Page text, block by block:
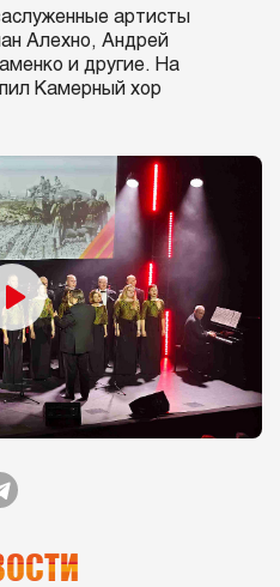
артисты
Алехно, Андрей
и другие. На
Камерный хор